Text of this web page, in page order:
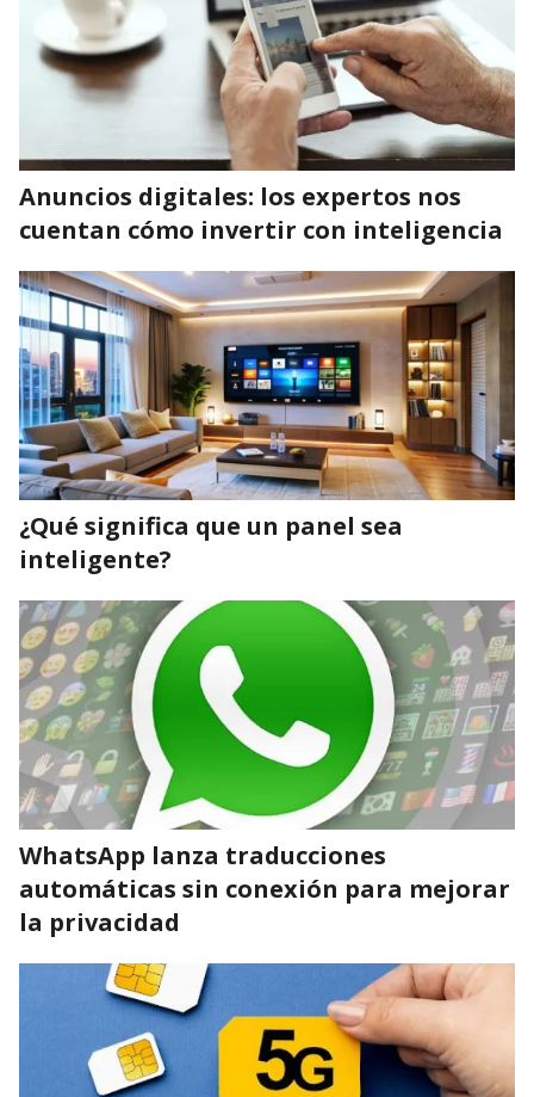
Anuncios digitales: los expertos nos
cuentan cómo invertir con inteligencia
¿Qué significa que un panel sea
inteligente?
WhatsApp lanza traducciones
automáticas sin conexión para mejorar
la privacidad